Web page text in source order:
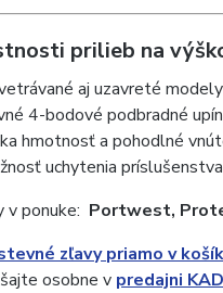
prilieb na
aj uzavreté modely
4-bodové podbradné
hmotnosť a pohodlné
uchytenia
v ponuke: Portwest,
zľavy priamo v
osobne v predajni